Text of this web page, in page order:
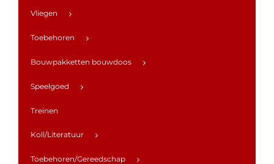
Vliegen
Toebehoren
Bouwpakketten bouwdoos
Speelgoed
Treinen
Koll/Literatuur
Toebehoren/Gereedschap